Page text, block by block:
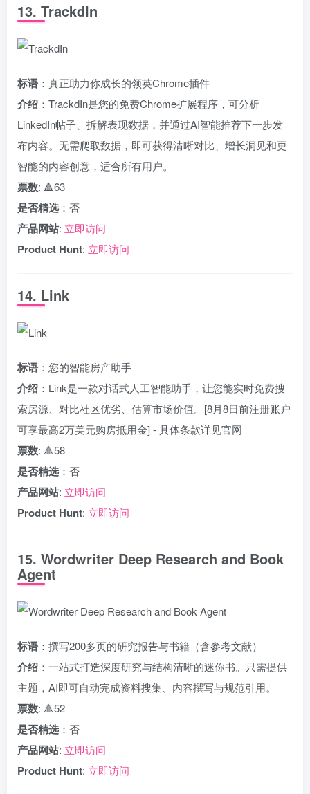
13. TrackdIn
标语 ：真正助力你成长的领英Chrome插件
介绍 ：TrackdIn是您的免费Chrome扩展程序，可分析
LinkedIn帖子、拆解表现数据，并通过AI智能推荐下一步发
布内容。无需爬取数据，即可获得清晰对比、增长洞见和更
智能的内容创意，适合所有用户。
票数: 🔺63
是否精选 ：否
产品网站: 立即访问
Product Hunt: 立即访问
14. Link
标语 ：您的智能房产助手
介绍 ：Link是一款对话式人工智能助手，让您能实时免费搜
索房源、对比社区优劣、估算市场价值。[8月8日前注册账户
可享最高2万美元购房抵用金] - 具体条款详见官网
票数: 🔺58
是否精选 ：否
产品网站: 立即访问
Product Hunt: 立即访问
15. Wordwriter Deep Research and Book
Agent
标语 ：撰写200多页的研究报告与书籍（含参考文献）
介绍 ：一站式打造深度研究与结构清晰的迷你书。只需提供
主题，AI即可自动完成资料搜集、内容撰写与规范引用。
票数: 🔺52
是否精选 ：否
产品网站: 立即访问
Product Hunt: 立即访问